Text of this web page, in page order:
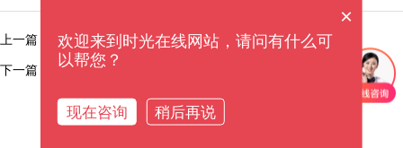
上一篇：深圳活动策划公司告诉你：舞台灯光小知识分享
下一篇：在深圳做活动，值得花钱请活动策划公司吗?
更多洞察
×
欢迎来到时光在线网站，请问有什么可
以帮您？
现在咨询 稍后再说